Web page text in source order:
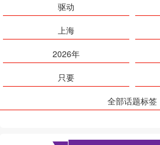
驱动
上海
2026年
只要
全部话题标签